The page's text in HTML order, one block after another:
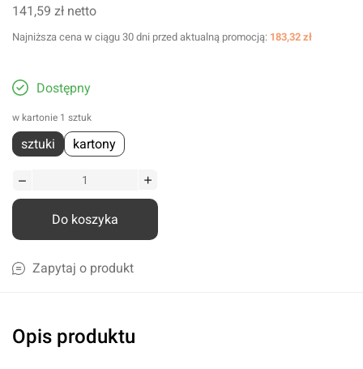
141,59 zł netto
Najniższa cena w ciągu 30 dni przed aktualną promocją: 183,32 zł
Dostępny
w kartonie 1 sztuk
sztuki kartony
Do koszyka
Zapytaj o produkt
Opis produktu